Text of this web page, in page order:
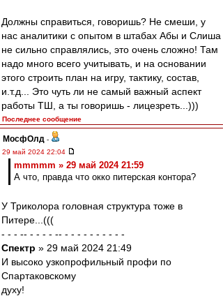
Должны справиться, говоришь? Не смеши, у
нас аналитики с опытом в штабах Абы и Слиша
не сильно справлялись, это очень сложно! Там
надо много всего учитывать, и на основании
этого строить план на игру, тактику, состав,
и.т.д... Это чуть ли не самый важный аспект
работы ТШ, а ты говоришь - лицезреть...)))
Последнее сообщение
МосфОлд -
29 май 2024 22:04
mmmmm » 29 май 2024 21:59
А что, правда что окко питерская контора?
У Триколора головная структура тоже в
Питере...(((
- - - -- - - - - -- - - - - - - - - - -
Спектр » 29 май 2024 21:49
И высоко узкопрофильный профи по
Спартаковскому
духу!